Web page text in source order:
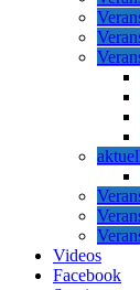
Videos
Facebook